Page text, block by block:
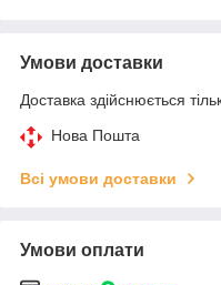
Умови доставки
Доставка здійснюється
Нова Пошта
Всі умови доставки
Умови оплати